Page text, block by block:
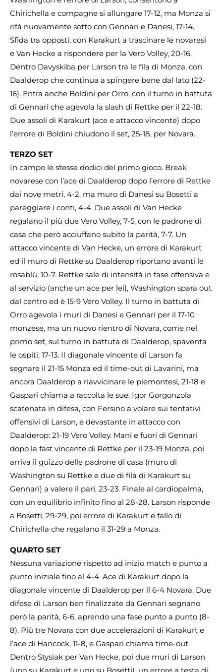
Chirichella e compagne si allungare 17-12, ma Monza si
rifà nuovamente sotto con Gennari e Danesi, 17-14.
Sfida tra opposti, con Karakurt a trascinare le novaresi
e Van Hecke a rispondere per la Vero Volley, 20-16.
Dentro Davyskiba per Larson tra le fila di Monza, con
Daalderop che continua a spingere bene dal lato (22-
16). Entra anche Boldini per Orro, con il turno in battuta
di Gennari che agevola la slash di Rettke per il 22-18.
Due assoli di Karakurt (ace e attacco vincente) dopo
l’errore di Boldini chiudono il set, 25-18, per Novara.
TERZO SET
In campo le stesse dodici del primo gioco. Break
novarese con l’ace di Daalderop dopo l’errore di Rettke
dai nove metri, 4-2, ma muro di Danesi su Bosetti a
pareggiare i conti, 4-4. Due assoli di Van Hecke
regalano il più due Vero Volley, 7-5, con le padrone di
casa che però acciuffano subito la parità, 7-7. Un
attacco vincente di Van Hecke, un errore di Karakurt
ed il muro di Rettke su Daalderop riportano avanti le
rosablù, 10-7. Rettke sale di intensità in fase offensiva e
al servizio (anche un ace per lei), Washington spara out
dal centro ed è 15-9 Vero Volley. Il turno in battuta di
Orro agevola i muri di Danesi e Gennari per il 17-10
monzese, ma un nuovo rientro di Novara, come nel
primo set, sul turno in battuta di Daalderop, spaventa
le ospiti, 17-13. Il diagonale vincente di Larson fa
segnare il 21-15 Monza ed il time-out di Lavarini, ma
ancora Daalderop a riavvicinare le piemontesi, 21-18 e
Gaspari chiama a raccolta le sue. Igor Gorgonzola
scatenata in difesa, con Fersino a volare sui tentativi
offensivi di Larson, e devastante in attacco con
Daalderop: 21-19 Vero Volley. Mani e fuori di Gennari
dopo la fast vincente di Rettke per il 23-19 Monza, poi
arriva il guizzo delle padrone di casa (muro di
Washington su Rettke e due di fila di Karakurt su
Gennari) a valere il pari, 23-23. Finale al cardiopalma,
con un equilibrio infinito fino al 28-28. Larson risponde
a Bosetti, 29-29, poi errore di Karakurt e fallo di
Chirichella che regalano il 31-29 a Monza.
QUARTO SET
Nessuna variazione rispetto ad inizio match e punto a
punto iniziale fino al 4-4. Ace di Karakurt dopo la
diagonale vincente di Daalderop per il 6-4 Novara. Due
difese di Larson ben finalizzate da Gennari segnano
però la parità, 6-6, aprendo una fase punto a punto (8-
8). Più tre Novara con due accelerazioni di Karakurt e
l’ace di Hancock, 11-8, e Gaspari chiama time-out.
Dentro Stysiak per Van Hecke, poi due muri di Larson
(uno su Karakurt e uno su Bosetti), un errore a testa di